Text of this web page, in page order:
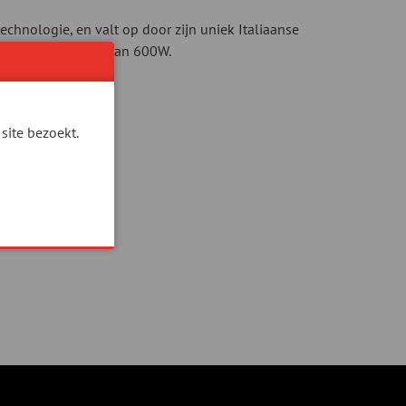
en valt op door zijn uniek Italiaanse
piekvermogen van 600W.
bezoekt.